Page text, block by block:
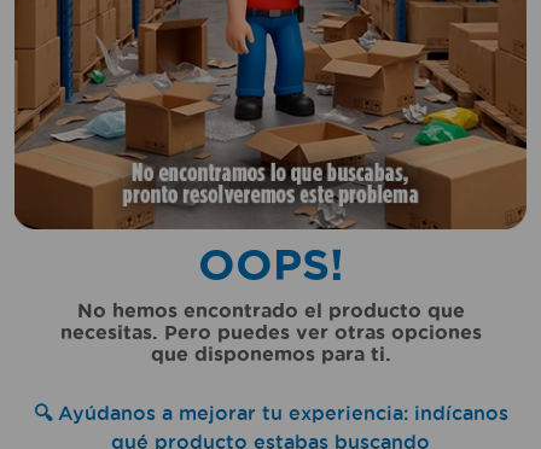
OOPS!
No hemos encontrado el producto que
necesitas. Pero puedes ver otras opciones
que disponemos para ti.
🔍 Ayúdanos a mejorar tu experiencia: indícanos
qué producto estabas buscando
taladro